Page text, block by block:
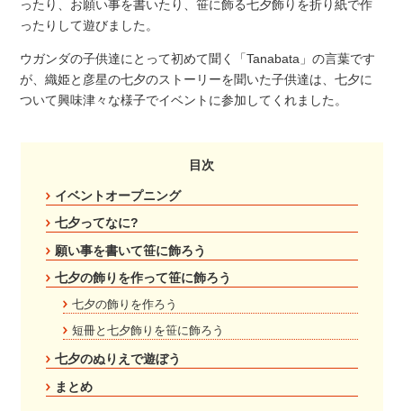
ったり、お願い事を書いたり、笹に飾る七夕飾りを折り紙で作
ったりして遊びました。
ウガンダの子供達にとって初めて聞く「Tanabata」の言葉です
が、織姫と彦星の七夕のストーリーを聞いた子供達は、七夕に
ついて興味津々な様子でイベントに参加してくれました。
目次
イベントオープニング
七夕ってなに?
願い事を書いて笹に飾ろう
七夕の飾りを作って笹に飾ろう
七夕の飾りを作ろう
短冊と七夕飾りを笹に飾ろう
七夕のぬりえで遊ぼう
まとめ